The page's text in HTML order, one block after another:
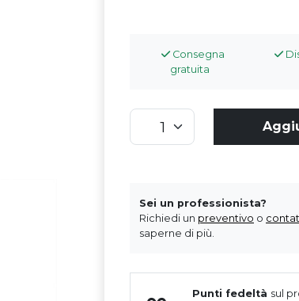
Consegna
gratuita
Sei un professionista?
Richiedi un preventivo o
saperne di più.
Punti fedeltà sul